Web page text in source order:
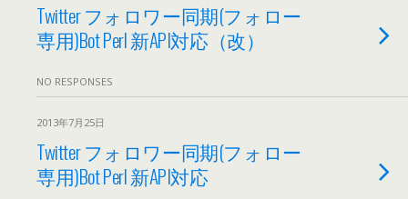
Twitter フォロワー同期(フォロー
専用)Bot Perl 新API対応（改）
NO RESPONSES
2013年7月25日
Twitter フォロワー同期(フォロー
専用)Bot Perl 新API対応